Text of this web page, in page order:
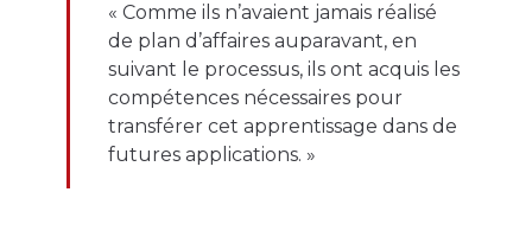
« Comme ils n’avaient jamais réalisé
de plan d’affaires auparavant, en
suivant le processus, ils ont acquis les
compétences nécessaires pour
transférer cet apprentissage dans de
futures applications. »